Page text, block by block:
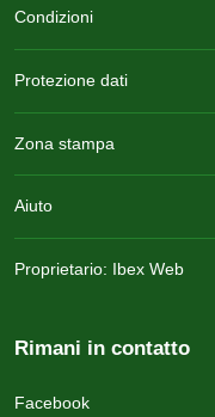
Condizioni
Protezione dati
Zona stampa
Aiuto
Proprietario: Ibex Web
Rimani in contatto
Facebook